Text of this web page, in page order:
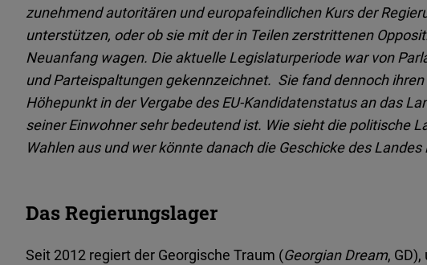
zunehmend autoritären und europafeindlichen Kurs der
unterstützen, oder ob sie mit der in Teilen zerstrittenen
Neuanfang wagen. Die aktuelle Legislaturperiode war von
und Parteispaltungen gekennzeichnet. Sie fand dennoch
Höhepunkt in der Vergabe des EU-Kandidatenstatus an das
seiner Einwohner sehr bedeutend ist. Wie sieht die politische
Wahlen aus und wer könnte danach die Geschicke des Landes
Das Regierungslager
Seit 2012 regiert der Georgische Traum (Georgian Dream,